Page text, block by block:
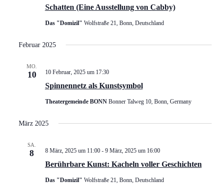
Schatten (Eine Ausstellung von Cabby)
Das "Domizil" Wolfstraße 21, Bonn, Deutschland
Februar 2025
MO.
10
Spinnennetz als Kunstsymbol
10 Februar, 2025 um 17:30
Theatergemeinde BONN Bonner Talweg 10, Bonn, Germany
März 2025
SA.
8
Berührbare Kunst: Kacheln voller Geschichten
8 März, 2025 um 11:00- 9 März, 2025 um 16:00
Das "Domizil" Wolfstraße 21, Bonn, Deutschland